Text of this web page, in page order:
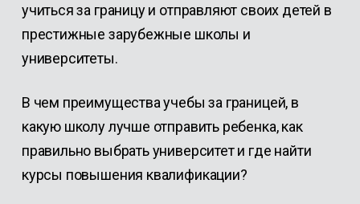
учиться за границу и отправляют своих детей в
престижные зарубежные школы и
университеты.
В чем преимущества учебы за границей, в
какую школу лучше отправить ребенка, как
правильно выбрать университет и где найти
курсы повышения квалификации?